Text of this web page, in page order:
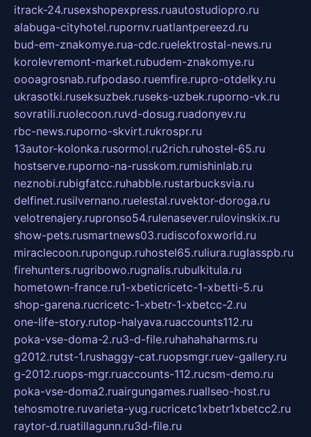
itrack-24.rusexshopexpress.ruautostudiopro.ru
alabuga-cityhotel.rupornv.ruatlantpereezd.ru
bud-em-znakomye.rua-cdc.ruelektrostal-news.ru
korolevremont-market.rubudem-znakomye.ru
oooagrosnab.rufpodaso.ruemfire.rupro-otdelky.ru
ukrasotki.ruseksuzbek.ruseks-uzbek.ruporno-vk.ru
sovratili.ruolecoon.ruvd-dosug.ruadonyev.ru
rbc-news.ruporno-skvirt.rukrospr.ru
13autor-kolonka.rusormol.ru2rich.ruhostel-65.ru
hostserve.ruporno-na-russkom.rumishinlab.ru
neznobi.rubigfatcc.ruhabble.rustarbucksvia.ru
delfinet.rusilvernano.ruelestal.ruvektor-doroga.ru
velotrenajery.rupronso54.rulenasever.rulovinskix.ru
show-pets.rusmartnews03.rudiscofoxworld.ru
miraclecoon.rupongup.ruhostel65.ruliura.ruglasspb.ru
firehunters.rugribowo.rugnalis.rubulkitula.ru
hometown-france.ru1-xbeticricetc-1-xbetti-5.ru
shop-garena.rucricetc-1-xbetr-1-xbetcc-2.ru
one-life-story.rutop-halyava.ruaccounts112.ru
poka-vse-doma-2.ru3-d-file.ruhahahaharms.ru
g2012.rutst-1.rushaggy-cat.ruopsmgr.ruev-gallery.ru
g-2012.ruops-mgr.ruaccounts-112.rucsm-demo.ru
poka-vse-doma2.ruairgungames.ruallseo-host.ru
tehosmotre.ruvarieta-yug.rucricetc1xbetr1xbetcc2.ru
raytor-d.ruatillagunn.ru3d-file.ru